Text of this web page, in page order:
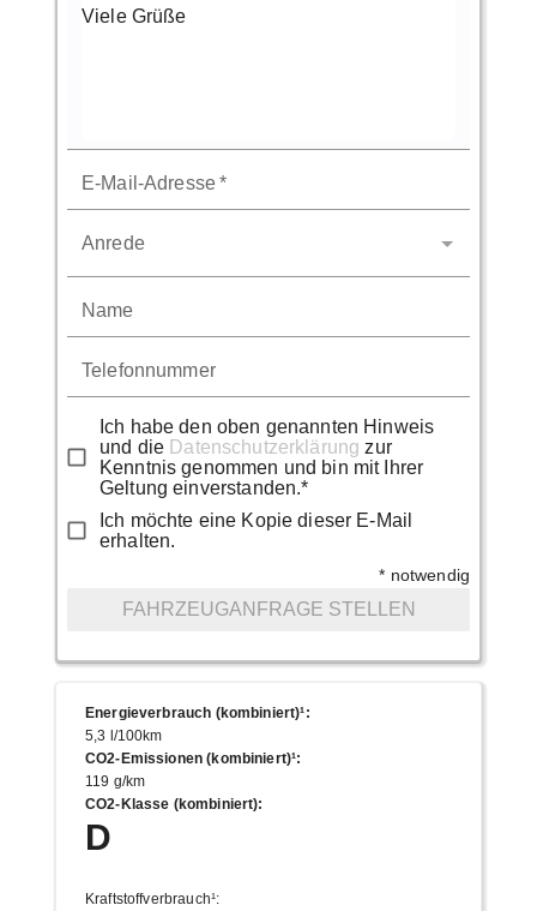
E-Mail-Adresse*
Anrede
Name
Telefonnummer
Ich habe den oben genannten Hinweis
und die Datenschutzerklärung zur
Kenntnis genommen und bin mit Ihrer
Geltung einverstanden.*
Ich möchte eine Kopie dieser E-Mail
erhalten.
* notwendig
FAHRZEUGANFRAGE STELLEN
Energieverbrauch (kombiniert)¹:
5,3 l/100km
CO2-Emissionen (kombiniert)¹:
119 g/km
CO2-Klasse (kombiniert):
D
Kraftstoffverbrauch¹: